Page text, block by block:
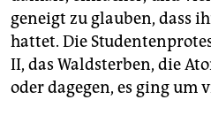
geneigt zu glauben, dass
hattet. Die
II, das Waldsterben, die
oder dagegen, es ging um